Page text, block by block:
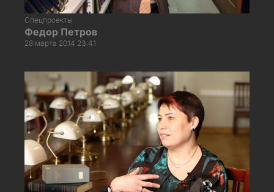
Спецпроекты
Федор Петров
28 марта 2014 23:41